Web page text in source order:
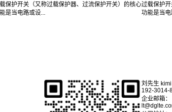
保护开关（又称过载保护器、过流保护开关）的核心
是当电路或设...
过载保护
功能是当电
刘先生 kimi
192-3014-
企业邮箱：